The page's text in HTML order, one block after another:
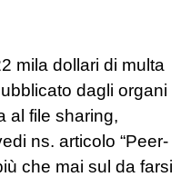
mila dollari di multa
dagli organi
al file sharing,
ns. articolo “Peer-
che mai sul da farsi